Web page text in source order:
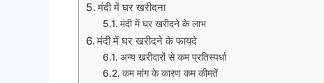
मंदी में घर खरीदना
मंदी में घर खरीदने के लाभ
मंदी में घर खरीदने के फायदे
अन्य खरीदारों से कम प्रतिस्पर्धा
कम मांग के कारण कम कीमतें